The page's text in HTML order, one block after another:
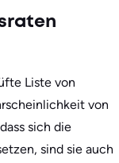
Liste von
von
sich die
sind sie auch